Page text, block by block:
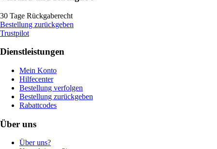
30 Tage Rückgaberecht
Bestellung zurückgeben
Trustpilot
Dienstleistungen
Mein Konto
Hilfecenter
Bestellung verfolgen
Bestellung zurückgeben
Rabattcodes
Über uns
Über uns?